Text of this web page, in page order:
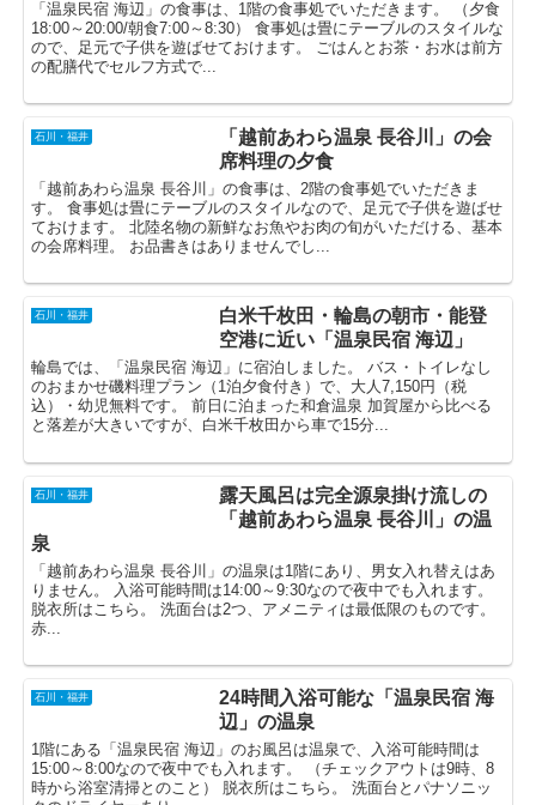
「温泉民宿 海辺」の食事は、1階の食事処でいただきます。 （夕食
18:00～20:00/朝食7:00～8:30） 食事処は畳にテーブルのスタイルな
ので、足元で子供を遊ばせておけます。 ごはんとお茶・お水は前方
の配膳代でセルフ方式で...
石川・福井
「越前あわら温泉 長谷川」の会
席料理の夕食
「越前あわら温泉 長谷川」の食事は、2階の食事処でいただきま
す。 食事処は畳にテーブルのスタイルなので、足元で子供を遊ばせ
ておけます。 北陸名物の新鮮なお魚やお肉の旬がいただける、基本
の会席料理。 お品書きはありませんでし...
石川・福井
白米千枚田・輪島の朝市・能登
空港に近い「温泉民宿 海辺」
輪島では、「温泉民宿 海辺」に宿泊しました。 バス・トイレなし
のおまかせ磯料理プラン（1泊夕食付き）で、大人7,150円（税
込）・幼児無料です。 前日に泊まった和倉温泉 加賀屋から比べる
と落差が大きいですが、白米千枚田から車で15分...
石川・福井
露天風呂は完全源泉掛け流しの
「越前あわら温泉 長谷川」の温
泉
「越前あわら温泉 長谷川」の温泉は1階にあり、男女入れ替えはあ
りません。 入浴可能時間は14:00～9:30なので夜中でも入れます。
脱衣所はこちら。 洗面台は2つ、アメニティは最低限のものです。
赤...
石川・福井
24時間入浴可能な「温泉民宿 海
辺」の温泉
1階にある「温泉民宿 海辺」のお風呂は温泉で、入浴可能時間は
15:00～8:00なので夜中でも入れます。 （チェックアウトは9時、8
時から浴室清掃とのこと） 脱衣所はこちら。 洗面台とパナソニッ